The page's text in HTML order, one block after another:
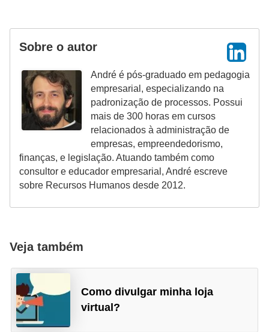
Sobre o autor
André é pós-graduado em pedagogia
empresarial, especializando na
padronização de processos. Possui
mais de 300 horas em cursos
relacionados à administração de
empresas, empreendedorismo,
finanças, e legislação. Atuando também como
consultor e educador empresarial, André escreve
sobre Recursos Humanos desde 2012.
Veja também
Como divulgar minha loja
virtual?